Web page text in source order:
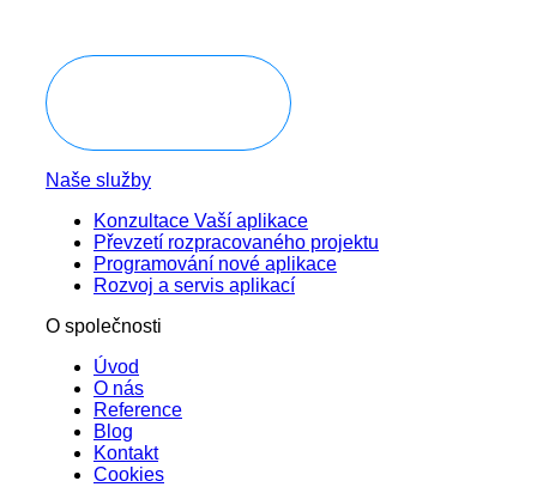
Naše služby
Konzultace Vaší aplikace
Převzetí rozpracovaného projektu
Programování nové aplikace
Rozvoj a servis aplikací
O společnosti
Úvod
O nás
Reference
Blog
Kontakt
Cookies